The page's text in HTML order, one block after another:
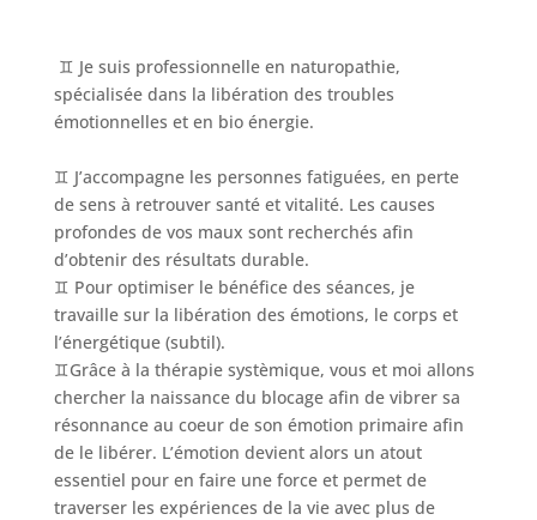
♊️ Je suis professionnelle en naturopathie,
spécialisée dans la libération des troubles
émotionnelles et en bio énergie.
♊️ J’accompagne les personnes fatiguées, en perte
de sens à retrouver santé et vitalité. Les causes
profondes de vos maux sont recherchés afin
d’obtenir des résultats durable.
♊️ Pour optimiser le bénéfice des séances, je
travaille sur la libération des émotions, le corps et
l’énergétique (subtil).
♊️Grâce à la thérapie systèmique, vous et moi allons
chercher la naissance du blocage afin de vibrer sa
résonnance au coeur de son émotion primaire afin
de le libérer. L’émotion devient alors un atout
essentiel pour en faire une force et permet de
traverser les expériences de la vie avec plus de